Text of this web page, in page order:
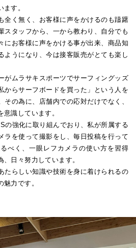
す。
全く無く、お客様に声をかけるのも躊躇
スタッフから、一から教わり、自分でも
にお客様に声をかける事が出来、商品知
ようになり、今は接客販売がとても楽し
がムラサキスポーツでサーフィングッズ
からサーフボードを買った」という人を
の為に、店舗内での応対だけでなく、
識しています。
の強化に取り組んでおり、私が所属する
ラを使って撮影をし、毎日投稿を行って
べく、一眼レフカメラの使い方を習得
日々努力しています。
たらしい知識や技術を身に着けられるの
力です。